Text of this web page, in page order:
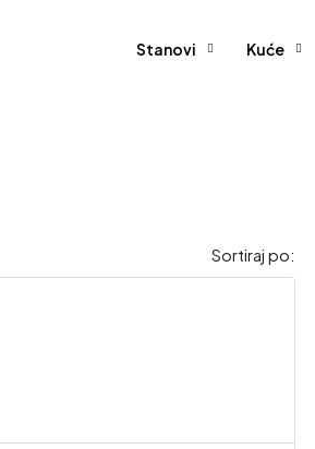
Stanovi Kuće
Sortiraj po: